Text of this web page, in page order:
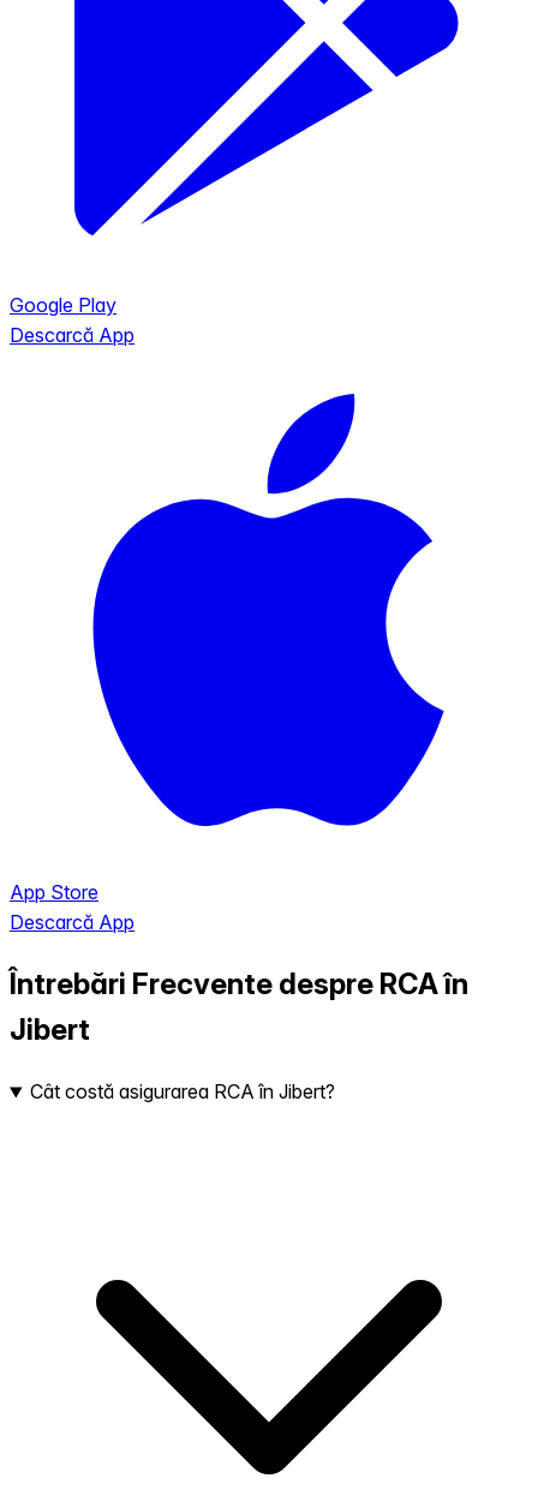
Google Play
Descarcă App
App Store
Descarcă App
Întrebări Frecvente despre RCA în
Jibert
Cât costă asigurarea RCA în Jibert?